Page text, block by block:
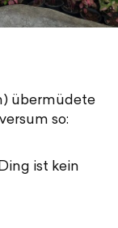
übermüdete
so:
ist kein